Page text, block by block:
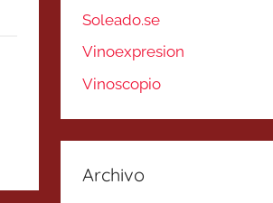
Soleado.se
Vinoexpresion
Vinoscopio
Archivo